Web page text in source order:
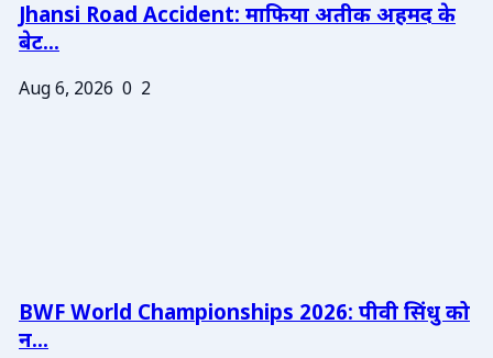
Jhansi Road Accident: माफिया अतीक अहमद के
बेट...
Aug 6, 2026 0 2
BWF World Championships 2026: पीवी सिंधु को
न...